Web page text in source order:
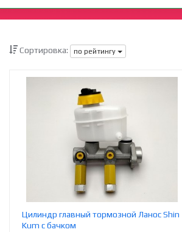
Сортировка: по рейтингу
Цилиндр главный тормозной Ланос Shin
Kum с бачком